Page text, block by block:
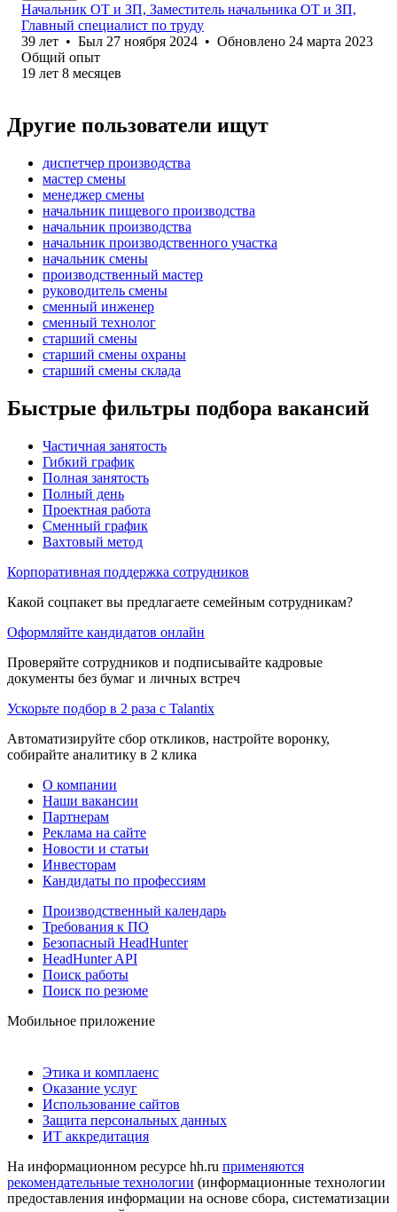
Начальник ОТ и ЗП, Заместитель начальника ОТ и ЗП,
Главный специалист по труду
39 лет • Был 27 ноября 2024 • Обновлено 24 марта 2023
Общий опыт
19 лет 8 месяцев
Другие пользователи ищут
диспетчер производства
мастер смены
менеджер смены
начальник пищевого производства
начальник производства
начальник производственного участка
начальник смены
производственный мастер
руководитель смены
сменный инженер
сменный технолог
старший смены
старший смены охраны
старший смены склада
Быстрые фильтры подбора вакансий
Частичная занятость
Гибкий график
Полная занятость
Полный день
Проектная работа
Сменный график
Вахтовый метод
Корпоративная поддержка сотрудников
Какой соцпакет вы предлагаете семейным сотрудникам?
Оформляйте кандидатов онлайн
Проверяйте сотрудников и подписывайте кадровые
документы без бумаг и личных встреч
Ускорьте подбор в 2 раза с Talantix
Автоматизируйте сбор откликов, настройте воронку,
собирайте аналитику в 2 клика
О компании
Наши вакансии
Партнерам
Реклама на сайте
Новости и статьи
Инвесторам
Кандидаты по профессиям
Производственный календарь
Требования к ПО
Безопасный HeadHunter
HeadHunter API
Поиск работы
Поиск по резюме
Мобильное приложение
Этика и комплаенс
Оказание услуг
Использование сайтов
Защита персональных данных
ИТ аккредитация
На информационном ресурсе hh.ru применяются
рекомендательные технологии (информационные технологии
предоставления информации на основе сбора, систематизации